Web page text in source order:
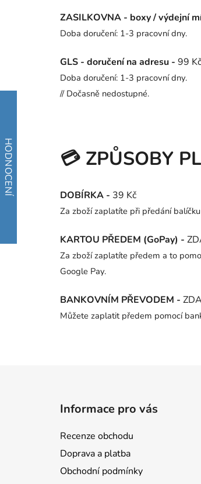
ZASILKOVNA - boxy / výdejní
Doba doručení: 1-3 pracovní dny.
GLS - doručení na adresu - 99 Kč
Doba doručení: 1-3 pracovní dny.
// Dočasně nedostupné.
💳 ZPŮSOBY
DOBÍRKA - 39 Kč
Za zboží zaplatíte při předání
KARTOU PŘEDEM (GoPay) -
Za zboží zaplatíte předem a to
Google Pay.
BANKOVNÍM PŘEVODEM -
Můžete zaplatit předem pomocí
Informace pro vás
Recenze obchodu
Doprava a platba
Obchodní podmínky